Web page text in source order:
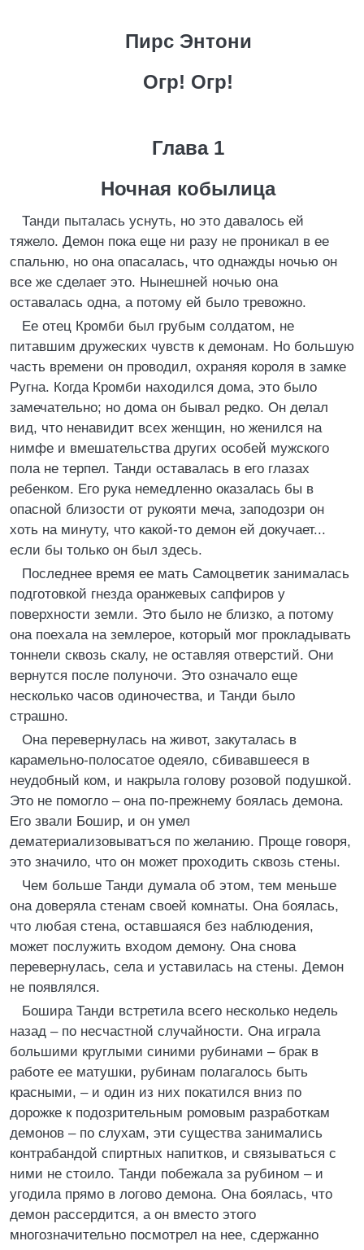
Пирс Энтони
Огр! Огр!
Глава 1
Ночная кобылица
Танди пыталась уснуть, но это давалось ей
тяжело. Демон пока еще ни разу не проникал в ее
спальню, но она опасалась, что однажды ночью он
все же сделает это. Нынешней ночью она
оставалась одна, а потому ей было тревожно.
Ее отец Кромби был грубым солдатом, не
питавшим дружеских чувств к демонам. Но большую
часть времени он проводил, охраняя короля в замке
Ругна. Когда Кромби находился дома, это было
замечательно; но дома он бывал редко. Он делал
вид, что ненавидит всех женщин, но женился на
нимфе и вмешательства других особей мужского
пола не терпел. Танди оставалась в его глазах
ребенком. Его рука немедленно оказалась бы в
опасной близости от рукояти меча, заподозри он
хоть на минуту, что какой-то демон ей докучает...
если бы только он был здесь.
Последнее время ее мать Самоцветик занималась
подготовкой гнезда оранжевых сапфиров у
поверхности земли. Это было не близко, а потому
она поехала на землерое, который мог прокладывать
тоннели сквозь скалу, не оставляя отверстий. Они
вернутся после полуночи. Это означало еще
несколько часов одиночества, и Танди было
страшно.
Она перевернулась на живот, закуталась в
карамельно-полосатое одеяло, сбивавшееся в
неудобный ком, и накрыла голову розовой подушкой.
Это не помогло – она по-прежнему боялась демона.
Его звали Бошир, и он умел
дематериализовыватъся по желанию. Проще говоря,
это значило, что он может проходить сквозь стены.
Чем больше Танди думала об этом, тем меньше
она доверяла стенам своей комнаты. Она боялась,
что любая стена, оставшаяся без наблюдения,
может послужить входом демону. Она снова
перевернулась, села и уставилась на стены. Демон
не появлялся.
Бошира Танди встретила всего несколько недель
назад – по несчастной случайности. Она играла
большими круглыми синими рубинами – брак в
работе ее матушки, рубинам полагалось быть
красными, – и один из них покатился вниз по
дорожке к подозрительным ромовым разработкам
демонов – по слухам, эти существа занимались
контрабандой спиртных напитков, и связываться с
ними не стоило. Танди побежала за рубином – и
угодила прямо в логово демона. Она боялась, что
демон рассердится, а он вместо этого
многозначительно посмотрел на нее, сдержанно